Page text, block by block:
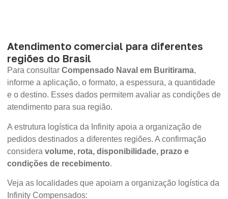
Atendimento comercial para diferentes
regiões do Brasil
Para consultar Compensado Naval em Buritirama,
informe a aplicação, o formato, a espessura, a quantidade
e o destino. Esses dados permitem avaliar as condições de
atendimento para sua região.
A estrutura logística da Infinity apoia a organização de
pedidos destinados a diferentes regiões. A confirmação
considera volume, rota, disponibilidade, prazo e
condições de recebimento.
Veja as localidades que apoiam a organização logística da
Infinity Compensados: